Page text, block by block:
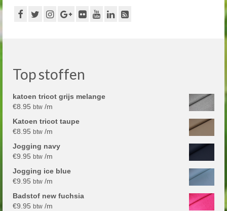
Top stoffen
katoen tricot grijs melange
€8.95 btw /m
Katoen tricot taupe
€8.95 btw /m
Jogging navy
€9.95 btw /m
Jogging ice blue
€9.95 btw /m
Badstof new fuchsia
€9.95 btw /m